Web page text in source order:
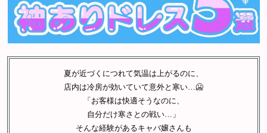
夏が近づくにつれて気温は上がるのに、
店内は冷房が効いていて意外と寒い…🥶
「お客様は快適そうなのに、
自分だけ寒さとの戦い…」
そんな経験があるキャバ嬢さんも